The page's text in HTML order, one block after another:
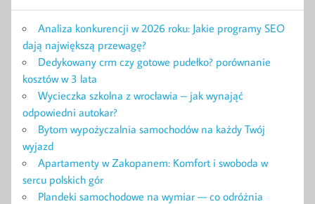
Analiza konkurencji w 2026 roku: Jakie programy SEO
dają największą przewagę?
Dedykowany crm czy gotowe pudełko? porównanie
kosztów w 3 lata
Wycieczka szkolna z wrocławia – jak wynająć
odpowiedni autokar?
Bytom wypożyczalnia samochodów na każdy Twój
wyjazd
Apartamenty w Zakopanem: Komfort i swoboda w
sercu polskich gór
Plandeki samochodowe na wymiar — co odróżnia